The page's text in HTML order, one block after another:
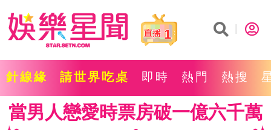
1
針線緣 請世界吃桌 即時 熱門 熱搜
當男人戀愛時票房破一億六千萬